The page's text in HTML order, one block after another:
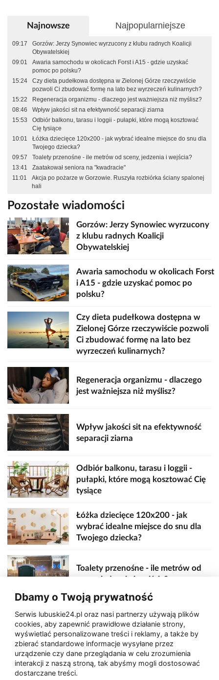
Najnowsze Najpopularniejsze
09:17
Gorzów: Jerzy Synowiec wyrzucony z klubu radnych Koalicji
Obywatelskiej
09:01
Awaria samochodu w okolicach Forst i A15 - gdzie uzyskać
pomoc po polsku?
15:24
Czy dieta pudełkowa dostępna w Zielonej Górze rzeczywiście
pozwoli Ci zbudować formę na lato bez wyrzeczeń kulinarnych?
15:22
Regeneracja organizmu - dlaczego jest ważniejsza niż myślisz?
08:46
Wpływ jakości sit na efektywność separacji ziarna
15:53
Odbiór balkonu, tarasu i loggii - pułapki, które mogą kosztować
Cię tysiące
10:01
Łóżka dziecięce 120x200 - jak wybrać idealne miejsce do snu dla
Twojego dziecka?
09:57
Toalety przenośne - ile metrów od sceny, jedzenia i wejścia?
13:41
Zaatakował seniora na "kwadracie"
11:01
Akcja po pożarze w Gorzowie. Ruszyła rozbiórka ściany spalonej
hali
Pozostałe wiadomości
Gorzów: Jerzy Synowiec wyrzucony
z klubu radnych Koalicji
Obywatelskiej
Awaria samochodu w okolicach Forst
i A15 - gdzie uzyskać pomoc po
polsku?
Czy dieta pudełkowa dostępna w
Zielonej Górze rzeczywiście pozwoli
Ci zbudować formę na lato bez
wyrzeczeń kulinarnych?
Regeneracja organizmu - dlaczego
jest ważniejsza niż myślisz?
Wpływ jakości sit na efektywność
separacji ziarna
Odbiór balkonu, tarasu i loggii -
pułapki, które mogą kosztować Cię
tysiące
Łóżka dziecięce 120x200 - jak
wybrać idealne miejsce do snu dla
Twojego dziecka?
Toalety przenośne - ile metrów od
sceny, jedzenia i wejścia?
Zaatakował seniora na "kwadracie"
Akcja po pożarze w Gorzowie.
Ruszyła rozbiórka ściany spalonej
Dbamy o Twoją prywatność
Serwis lubuskie24.pl oraz nasi partnerzy używają plików
cookies, aby zapewnić prawidłowe działanie strony,
wyświetlać personalizowane treści i reklamy, a także by
zbierać standardowe informacje wysyłane przez
urządzenie czy dane przeglądania w celu zrozumienia
interakcji z naszą stroną, tak abyśmy mogli dostosować
dostarczane treści.